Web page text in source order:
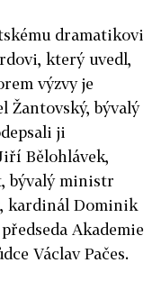
dramatikovi
který uvedl,
výzvy je
Žantovský, bývalý
ji
Bělohlávek,
bývalý ministr
kardinál Dominik
Akademie
Václav Pačes.